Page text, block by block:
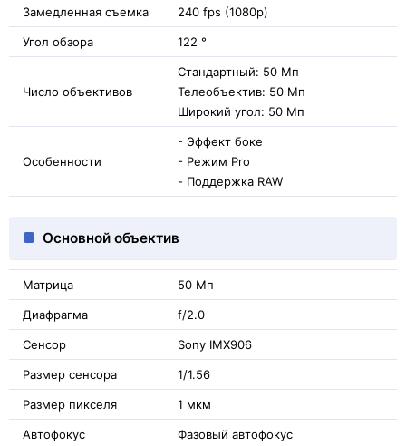
Замедленная съемка 240 fps (1080p)
Угол обзора 122 °
Число объективов
Стандартный: 50 Мп
Телеобъектив: 50 Мп
Широкий угол: 50 Мп
Особенности
- Эффект боке
- Режим Pro
- Поддержка RAW
Основной объектив
Матрица 50 Мп
Диафрагма f/2.0
Сенсор Sony IMX906
Размер сенсора 1/1.56
Размер пикселя 1 мкм
Автофокус Фазовый автофокус